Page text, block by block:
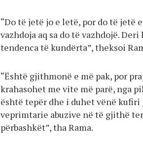
“Do të jetë jo e letë, por do të jetë
vazhdoja aq sa do të vazhdojë.
tendenca të kundërta”, theksoi
“Është gjithmonë e më pak, por
krahasohet me vite më parë, nga
është tepër dhe i duhet vënë
veprimtarie abuzive në të gjithë
përbashkët”, tha Rama.